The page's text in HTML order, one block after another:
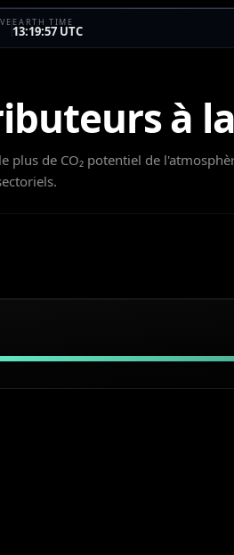
EARTH TIME
13:19:57 UTC
à
plus de CO₂ potentiel de